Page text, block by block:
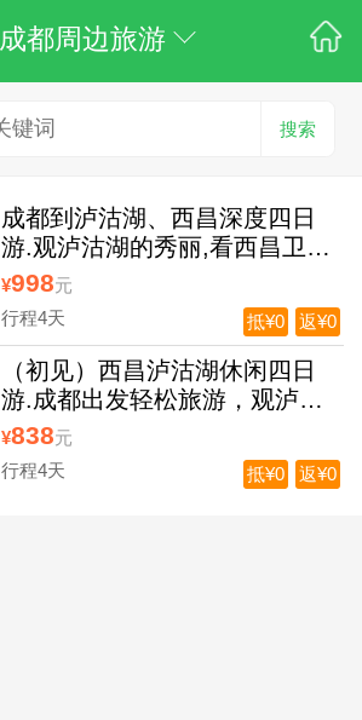
成都周边旅游
搜索
成都到泸沽湖、西昌深度四日
游.观泸沽湖的秀丽,看西昌卫星
城
¥998元
行程4天
返¥0
抵¥0
（初见）西昌泸沽湖休闲四日
游.成都出发轻松旅游，观泸沽
湖秀美风光
¥838元
行程4天
返¥0
抵¥0